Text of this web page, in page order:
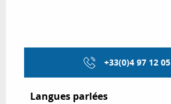
+33(0)4 97 12 05
Langues parlées
Langues parlées